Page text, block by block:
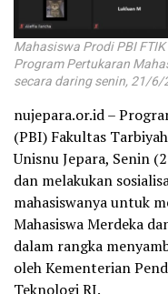
Mahasiswa Prodi PBI
Program Pertukaran
secara daring senin, 21/6/
nujepara.or.id –
(PBI) Fakultas
Unisnu Jepara, Senin
dan melakukan
mahasiswanya untuk
Mahasiswa Merdeka
dalam rangka
oleh Kementerian
Teknologi RI.